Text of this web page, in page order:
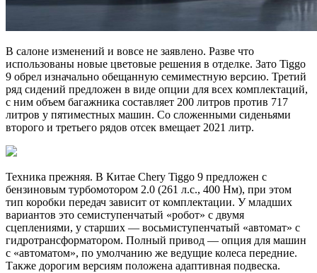
В салоне изменений и вовсе не заявлено. Разве что
использованы новые цветовые решения в отделке. Зато Tiggo
9 обрел изначально обещанную семиместную версию. Третий
ряд сидений предложен в виде опции для всех комплектаций,
с ним объем багажника составляет 200 литров против 717
литров у пятиместных машин. Со сложенными сиденьями
второго и третьего рядов отсек вмещает 2021 литр.
Техника прежняя. В Китае Chery Tiggo 9 предложен с
бензиновым турбомотором 2.0 (261 л.с., 400 Нм), при этом
тип коробки передач зависит от комплектации. У младших
вариантов это семиступенчатый «робот» с двумя
сцеплениями, у старших — восьмиступенчатый «автомат» с
гидротрансформатором. Полный привод — опция для машин
с «автоматом», по умолчанию же ведущие колеса передние.
Также дорогим версиям положена адаптивная подвеска.